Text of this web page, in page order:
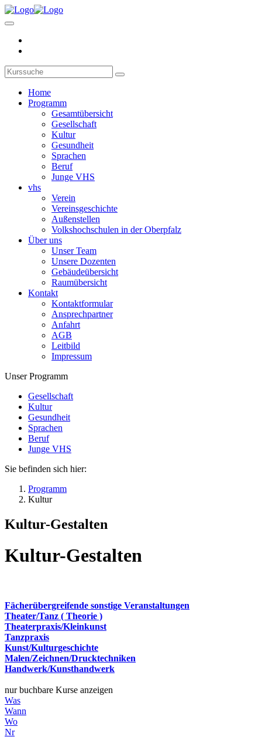
Home
Programm
Gesamtübersicht
Gesellschaft
Kultur
Gesundheit
Sprachen
Beruf
Junge VHS
vhs
Verein
Vereinsgeschichte
Außenstellen
Volkshochschulen in der Oberpfalz
Über uns
Unser Team
Unsere Dozenten
Gebäudeübersicht
Raumübersicht
Kontakt
Kontaktformular
Ansprechpartner
Anfahrt
AGB
Leitbild
Impressum
Unser Programm
Gesellschaft
Kultur
Gesundheit
Sprachen
Beruf
Junge VHS
Sie befinden sich hier:
Programm
Kultur
Kultur-Gestalten
Kultur-Gestalten
Fächerübergreifende sonstige Veranstaltungen
Theater/Tanz ( Theorie )
Theaterpraxis/Kleinkunst
Tanzpraxis
Kunst/Kulturgeschichte
Malen/Zeichnen/Drucktechniken
Handwerk/Kunsthandwerk
nur buchbare Kurse anzeigen
Was
Wann
Wo
Nr